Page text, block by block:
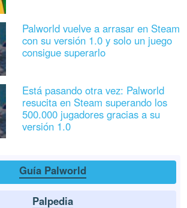
Palworld vuelve a arrasar en Steam
con su versión 1.0 y solo un juego
consigue superarlo
Está pasando otra vez: Palworld
resucita en Steam superando los
500.000 jugadores gracias a su
versión 1.0
Guía Palworld
Palpedia